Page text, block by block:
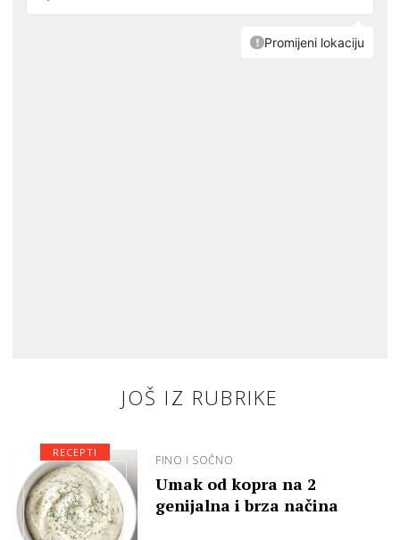
JOŠ IZ RUBRIKE
FINO I SOČNO
Umak od kopra na 2
genijalna i brza načina
RECEPTI